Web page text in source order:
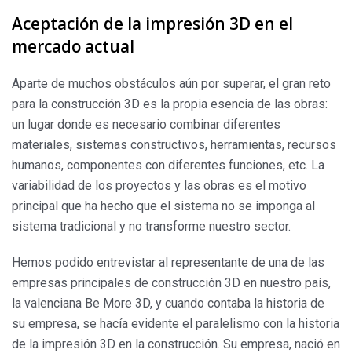
Aceptación de la impresión 3D en el
mercado actual
Aparte de muchos obstáculos aún por superar, el gran reto
para la construcción 3D es la propia esencia de las obras:
un lugar donde es necesario combinar diferentes
materiales, sistemas constructivos, herramientas, recursos
humanos, componentes con diferentes funciones, etc. La
variabilidad de los proyectos y las obras es el motivo
principal que ha hecho que el sistema no se imponga al
sistema tradicional y no transforme nuestro sector.
Hemos podido entrevistar al representante de una de las
empresas principales de construcción 3D en nuestro país,
la valenciana Be More 3D, y cuando contaba la historia de
su empresa, se hacía evidente el paralelismo con la historia
de la impresión 3D en la construcción. Su empresa, nació en